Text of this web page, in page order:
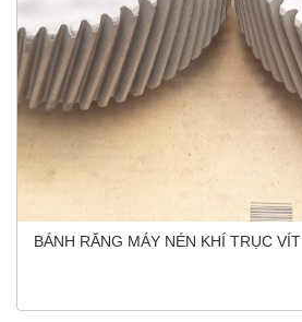
BÁNH RĂNG MÁY NÉN KHÍ TRỤC VÍT